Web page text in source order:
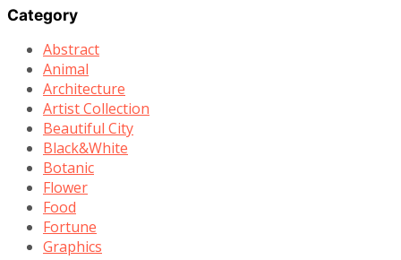
Category
Abstract
Animal
Architecture
Artist Collection
Beautiful City
Black&White
Botanic
Flower
Food
Fortune
Graphics